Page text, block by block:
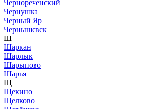
Чернореченский
Чернушка
Черный Яр
Чернышевск
Ш
Шаркан
Шарлык
Шарыпово
Шарья
Щ
Щекино
Щелково